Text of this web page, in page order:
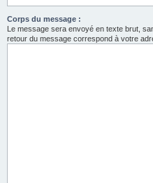
Corps du message :
Le message sera envoyé en texte brut,
retour du message correspond à votre